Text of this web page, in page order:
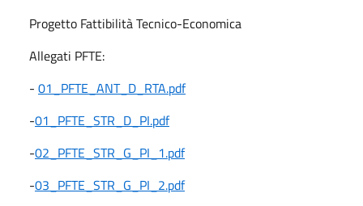
Progetto Fattibilità Tecnico-Economica
Allegati PFTE:
- 01_PFTE_ANT_D_RTA.pdf
-01_PFTE_STR_D_PI.pdf
-02_PFTE_STR_G_PI_1.pdf
-03_PFTE_STR_G_PI_2.pdf